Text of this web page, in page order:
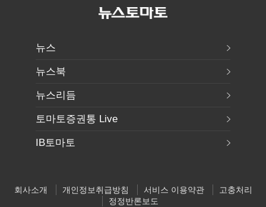
뉴스
뉴스북
뉴스리듬
토마토증권통 Live
IB토마토
회사소개 개인정보취급방침 서비스 이용약관
고충처리
정정반론보도